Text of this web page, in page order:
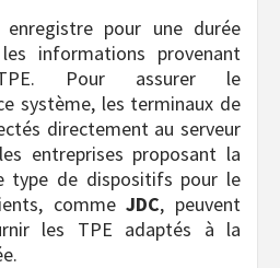
pour une durée
informations provenant
Pour assurer le
système, les terminaux de
directement au serveur
entreprises proposant la
type de dispositifs pour le
commeJDC, peuvent
les TPE adaptés à la